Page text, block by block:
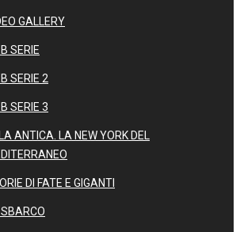
GALLERY
SERIE
SERIE 2
SERIE 3
ANTICA. LA NEW YORK DEL
DI FATE E GIGANTI